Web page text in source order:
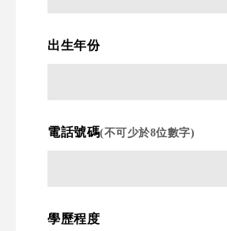
出生年份
電話號碼(不可少於8位數字)
學歷程度